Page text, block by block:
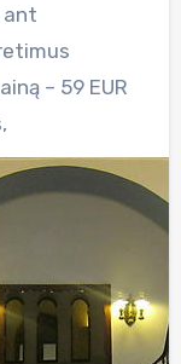
ant
– 59 EUR